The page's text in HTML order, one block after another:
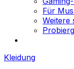
Für
Weitere
Kleidung